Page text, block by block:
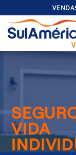
to
content
VIDA